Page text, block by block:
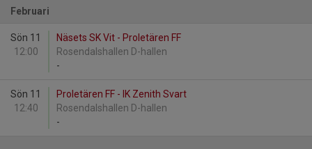
Februari
Sön 11
12:00
Näsets SK Vit - Proletären FF
Rosendalshallen D-hallen
-
Sön 11
12:40
Proletären FF - IK Zenith Svart
Rosendalshallen D-hallen
-